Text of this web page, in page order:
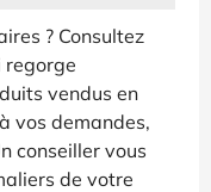
? Consultez
regorge
vendus en
vos demandes,
conseiller vous
de votre